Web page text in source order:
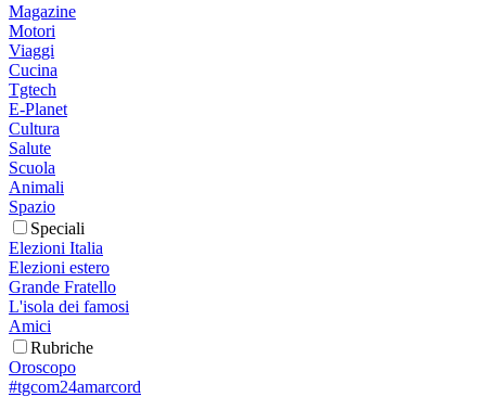
Magazine
Motori
Viaggi
Cucina
Tgtech
E-Planet
Cultura
Salute
Scuola
Animali
Spazio
Speciali
Elezioni Italia
Elezioni estero
Grande Fratello
L'isola dei famosi
Amici
Rubriche
Oroscopo
#tgcom24amarcord